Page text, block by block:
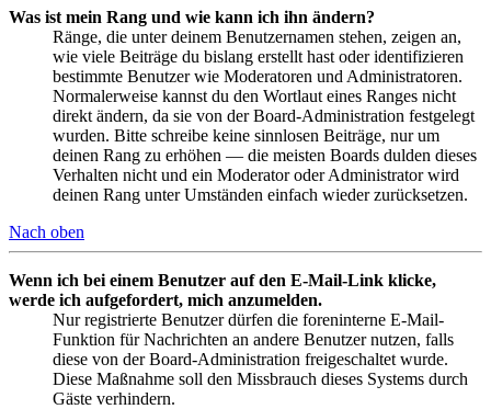
Was ist mein Rang und wie kann ich ihn ändern?
Ränge, die unter deinem Benutzernamen stehen, zeigen an,
wie viele Beiträge du bislang erstellt hast oder identifizieren
bestimmte Benutzer wie Moderatoren und Administratoren.
Normalerweise kannst du den Wortlaut eines Ranges nicht
direkt ändern, da sie von der Board-Administration festgelegt
wurden. Bitte schreibe keine sinnlosen Beiträge, nur um
deinen Rang zu erhöhen — die meisten Boards dulden dieses
Verhalten nicht und ein Moderator oder Administrator wird
deinen Rang unter Umständen einfach wieder zurücksetzen.
Nach oben
Wenn ich bei einem Benutzer auf den E-Mail-Link klicke,
werde ich aufgefordert, mich anzumelden.
Nur registrierte Benutzer dürfen die foreninterne E-Mail-
Funktion für Nachrichten an andere Benutzer nutzen, falls
diese von der Board-Administration freigeschaltet wurde.
Diese Maßnahme soll den Missbrauch dieses Systems durch
Gäste verhindern.